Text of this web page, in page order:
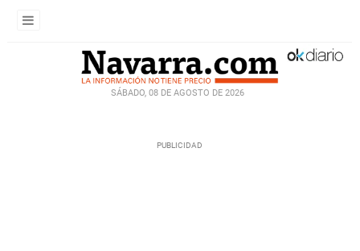
SÁBADO, 08 DE AGOSTO DE 2026